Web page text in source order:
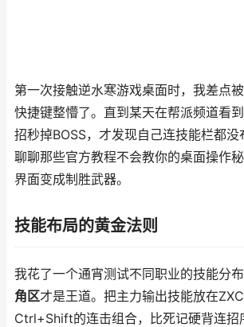
第一次接触逆水寒游戏桌面时，我差点
快捷键整懵了。直到某天在帮派频道看
招秒掉BOSS，才发现自己连技能栏都
聊聊那些官方教程不会教你的桌面操作
界面变成制胜武器。
技能布局的黄金法则
我花了一个通宵测试不同职业的技能分
角区才是王道。把主力输出技能放在
Ctrl+Shift的连击组合，比死记硬背连招